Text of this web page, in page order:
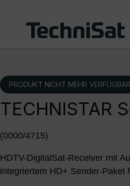
PRODUKT NICHT MEHR VERFÜGBAR
TECHNISTAR
(0000/4715)
HDTV-DigitalSat-Receiver mit
integriertem HD+ Sender-Paket